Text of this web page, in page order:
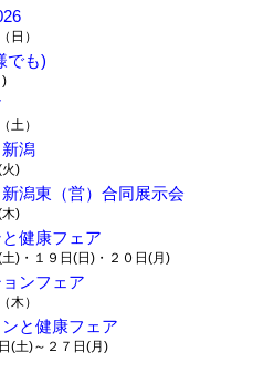
日）
でも)
土）
潟
)
潟東（営）合同展示会
)
健康フェア
)・１９日(日)・２０日(月)
ンフェア
木）
と健康フェア
(土)～２７日(月)